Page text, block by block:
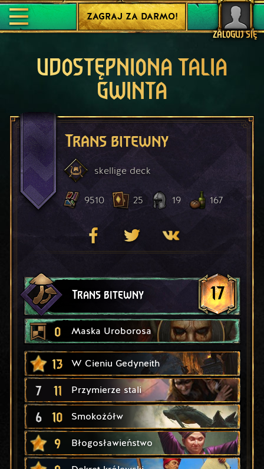
ZALOGUJ SIĘ
ZAGRAJ ZA DARMO!
UDOSTĘPNIONA TALIA
GWINTA
Trans bitewny
skellige deck
9510 25 19 167
Trans bitewny 17
0 Maska Uroborosa
13 W Cieniu Gedyneith
7 11 Przymierze stali
6 10 Smokożółw
9 Błogosławieństwo